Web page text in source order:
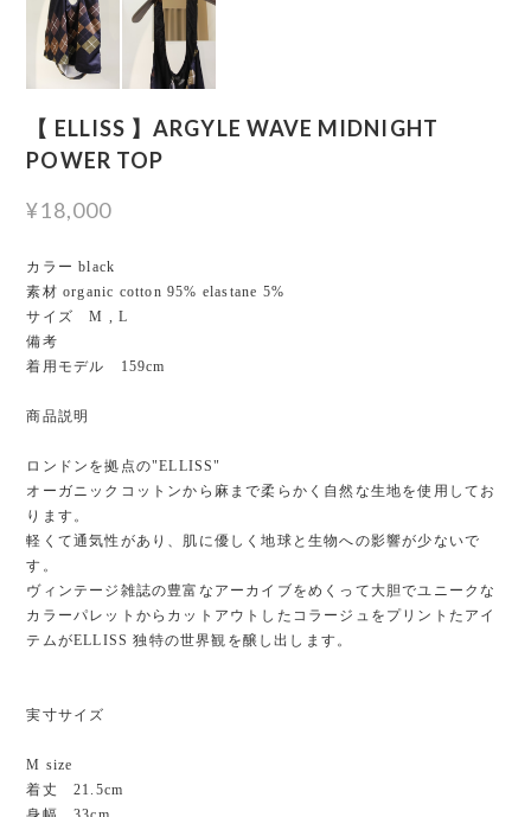
【 ELLISS 】ARGYLE WAVE MIDNIGHT
POWER TOP
¥18,000
カラー black
素材 organic cotton 95% elastane 5%
サイズ M , L
備考
着用モデル 159cm
商品説明
ロンドンを拠点の"ELLISS"
オーガニックコットンから麻まで柔らかく自然な生地を使用してお
ります。
軽くて通気性があり、肌に優しく地球と生物への影響が少ないで
す。
ヴィンテージ雑誌の豊富なアーカイブをめくって大胆でユニークな
カラーパレットからカットアウトしたコラージュをプリントたアイ
テムがELLISS 独特の世界観を醸し出します。
実寸サイズ
M size
着丈 21.5cm